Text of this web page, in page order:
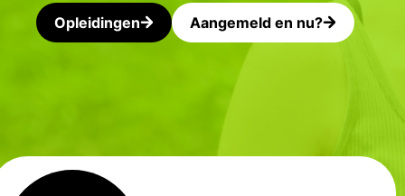
Opleidingen Aangemeld en nu?